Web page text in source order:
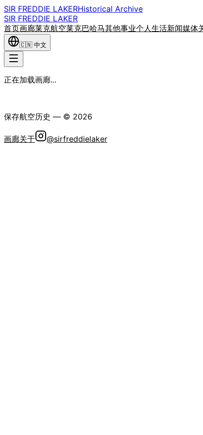
SIR FREDDIE LAKERHistorical Archive
SIR FREDDIE LAKER
首页画廊莱克航空莱克巴哈马其他事业个人生活新闻媒体
🇨🇳 中文
正在加载画廊...
保存航空历史 — © 2026
画廊关于 @sirfreddielaker